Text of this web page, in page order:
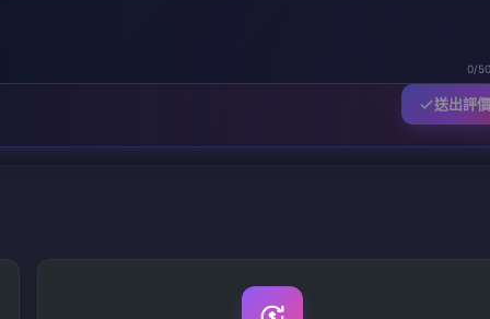
0/
送出評價